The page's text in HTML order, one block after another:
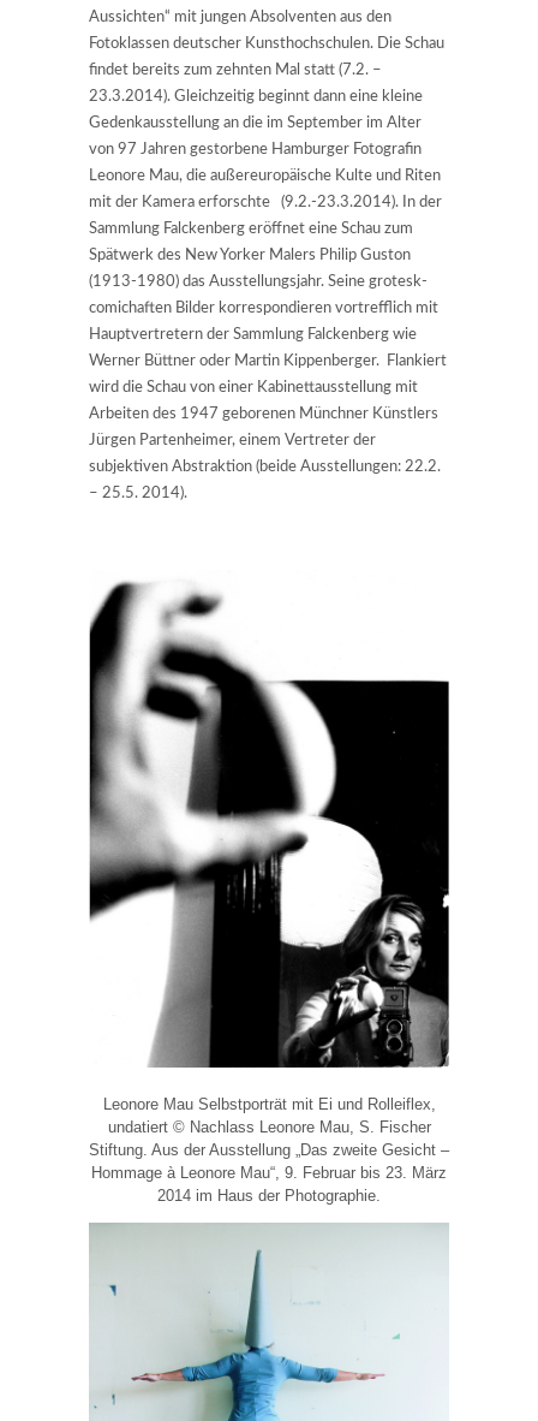
Aussichten“ mit jungen Absolventen aus den
Fotoklassen deutscher Kunsthochschulen. Die Schau
findet bereits zum zehnten Mal statt (7.2. –
23.3.2014). Gleichzeitig beginnt dann eine kleine
Gedenkausstellung an die im September im Alter
von 97 Jahren gestorbene Hamburger Fotografin
Leonore Mau, die außereuropäische Kulte und Riten
mit der Kamera erforschte (9.2.-23.3.2014). In der
Sammlung Falckenberg eröffnet eine Schau zum
Spätwerk des New Yorker Malers Philip Guston
(1913-1980) das Ausstellungsjahr. Seine grotesk-
comichaften Bilder korrespondieren vortrefflich mit
Hauptvertretern der Sammlung Falckenberg wie
Werner Büttner oder Martin Kippenberger. Flankiert
wird die Schau von einer Kabinettausstellung mit
Arbeiten des 1947 geborenen Münchner Künstlers
Jürgen Partenheimer, einem Vertreter der
subjektiven Abstraktion (beide Ausstellungen: 22.2.
– 25.5. 2014).
Leonore Mau Selbstporträt mit Ei und Rolleiflex,
undatiert © Nachlass Leonore Mau, S. Fischer
Stiftung. Aus der Ausstellung „Das zweite Gesicht –
Hommage à Leonore Mau“, 9. Februar bis 23. März
2014 im Haus der Photographie.